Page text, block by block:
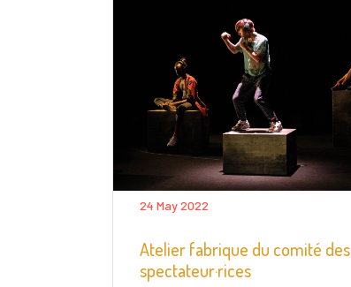
24 May 2022
Atelier fabrique du comité des
spectateur·rices